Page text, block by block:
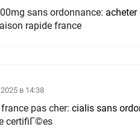
sans ordonnance:
rapide france
в 14:38
pas cher: cialis sans
certifiГ©es